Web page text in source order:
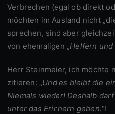
Verbrechen (egal ob direkt
möchten im Ausland nicht
sprechen, sind aber
von ehemaligen „Helfern und
Herr Steinmeier, ich möchte noch einmal Ihre Worte
zitieren: „Und es bleibt die
Niemals wieder! Deshalb
unter das Erinnern geben.“!